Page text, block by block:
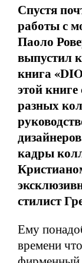
Спустя
работы с
Паоло
выпустил
книга
этой
разных
кадры
стилист
Ему
времени